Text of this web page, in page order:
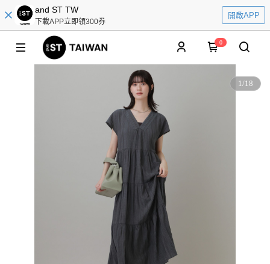
and ST TW
下載APP立即領300券
開啟APP
0
1/18